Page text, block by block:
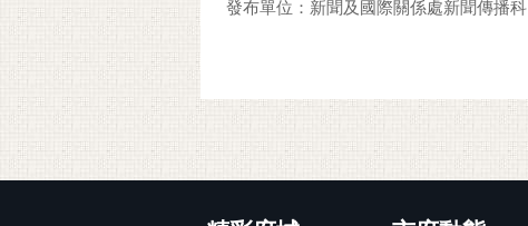
發布單位：新聞及國際關係處新聞傳播科